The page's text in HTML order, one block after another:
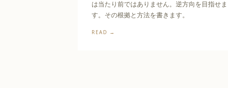
は当たり前ではありません。逆方向を目指せま
す。その根拠と方法を書きます。
READ →